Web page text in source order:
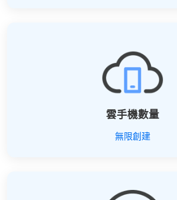
雲手機數量
無限創建